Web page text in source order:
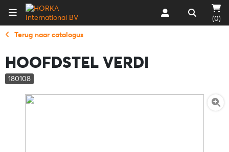
(0)
Terug naar catalogus
HOOFDSTEL VERDI
180108